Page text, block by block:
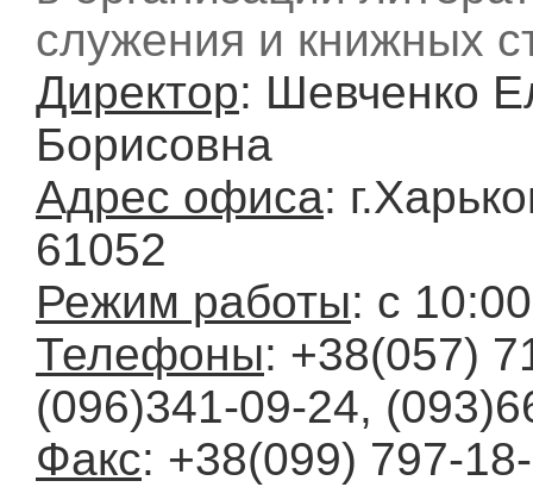
служения и книжных
Директор: Шевченко
Борисовна
Адрес офиса:
61052
Режим работы: с
Телефоны: +38(057)
(096)341-09-24,
Факс: +38(099) 797-